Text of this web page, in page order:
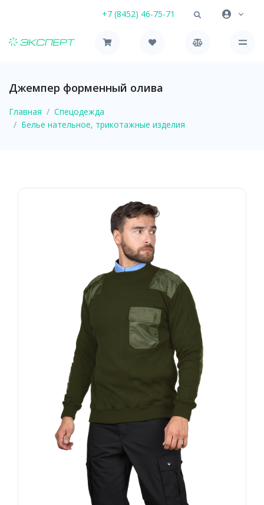
+7 (8452) 46-75-71
Джемпер форменный олива
Главная
Спецодежда
Белье нательное, трикотажные изделия